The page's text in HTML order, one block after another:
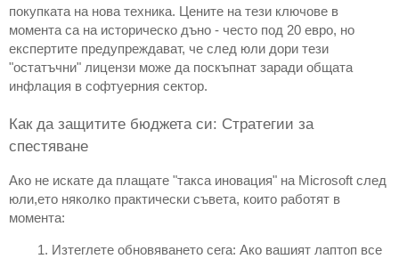
покупката на нова техника. Цените на тези ключове в
момента са на историческо дъно - често под 20 евро, но
експертите предупреждават, че след юли дори тези
"остатъчни" лицензи може да поскъпнат заради общата
инфлация в софтуерния сектор.
Как да защитите бюджета си: Стратегии за
спестяване
Ако не искате да плащате "такса иновация" на Microsoft след
юли,ето няколко практически съвета, които работят в
момента:
Изтеглете обновяването сега: Ако вашият лаптоп все